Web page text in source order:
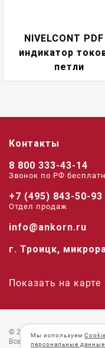
NIVELCONT
индикатор
петли
Контакты
8 800 333-43-14
Звонок по РФ
+7 (495) 843-50-93
Отдел продаж
info@ankorn.ru
г. Троицк,
Показать на карте
© 2026 «Анкорн».
Все права защищены.
Мы используем
персональные данные